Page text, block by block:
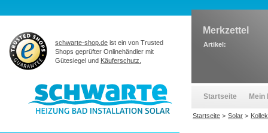
schwarte-shop.de ist ein von Trusted
Shops geprüfter Onlinehändler mit
Gütesiegel und Käuferschutz.
Merkzettel
Artikel:
Startseite Mein
Startseite > Solar >